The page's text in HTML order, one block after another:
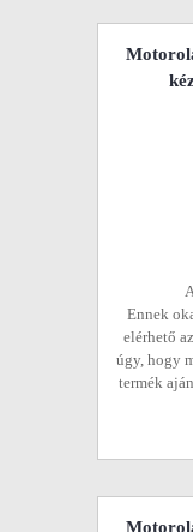
Ennek
elérhető
úgy, hogy
termék